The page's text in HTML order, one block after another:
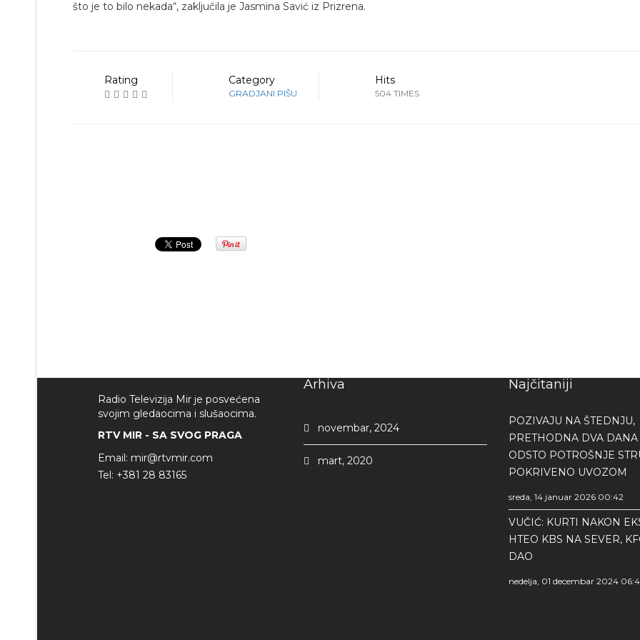
što je to bilo nekada“, zaključila je Jasmina Savić iz Prizrena.
Rating Category
GRADJANI PIŠU
Hits
504 TIMES
Radio Televizija Mir je posvećena
svojim gledaocima i slušaocima.
RTV MIR - SA SVOG PRAGA
Email: mir@rtvmir.com
Tel: +381 28 83165
Arhiva
novembar, 2024
mart, 2020
Najčitaniji
POZIVAJU NA ŠTEDNJU,
PRETHODNA DVA
ODSTO POTROŠNJE
POKRIVENO UVOZOM
sreda, 14 januar 2026 00:42
VUČIĆ: KURTI NAKON
HTEO KBS NA SEVER,
DAO
nedelja, 01 decembar 2024